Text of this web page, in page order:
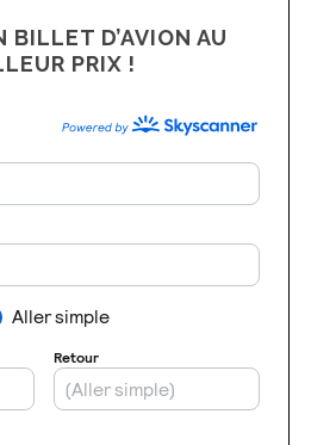
BILLET D’AVION AU
PRIX !